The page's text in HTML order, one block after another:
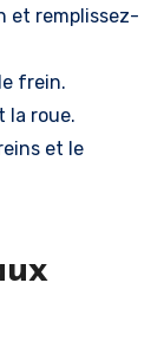
et remplissez-
frein.
la roue.
et le